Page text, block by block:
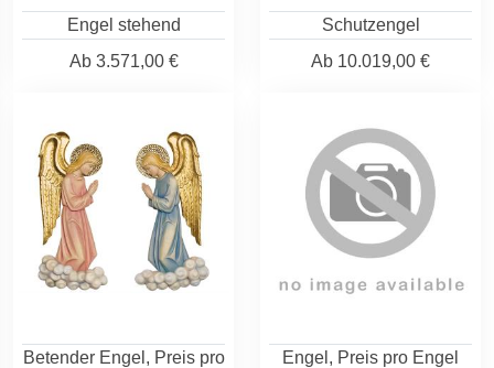
Engel stehend
Ab3.571,00 €
Schutzengel
Ab 10.019,00 €
Betender Engel, Preis pro
Engel, Preis pro Engel